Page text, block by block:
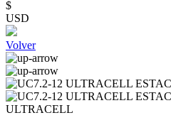
$
USD
Volver
ULTRACELL